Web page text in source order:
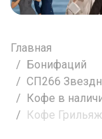
Главная
Бонифаций
СП266
Кофе в
Кофе